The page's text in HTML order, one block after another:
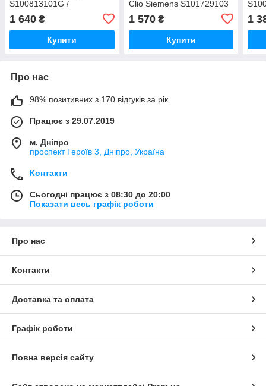
S100813101G /
801 / S 100 812 101 G /
R19
1 640 ₴
Купити
Clio Siemens S101729103
1 570₴
Купити
802
1
Про нас
98% позитивних з 170 відгуків за рік
Працює з 29.07.2019
м. Дніпро
проспект Героїв 3, Дніпро, Україна
Контакти
Сьогодні працює з 08:30 до 20:00
Показати весь графік роботи
Про нас
Контакти
Доставка та оплата
Графік роботи
Повна версія сайту